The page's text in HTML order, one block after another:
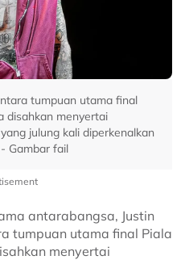
tumpuan utama final
disahkan menyertai
julung kali diperkenalkan
Gambar fail
antarabangsa, Justin
tumpuan utama final Piala
menyertai